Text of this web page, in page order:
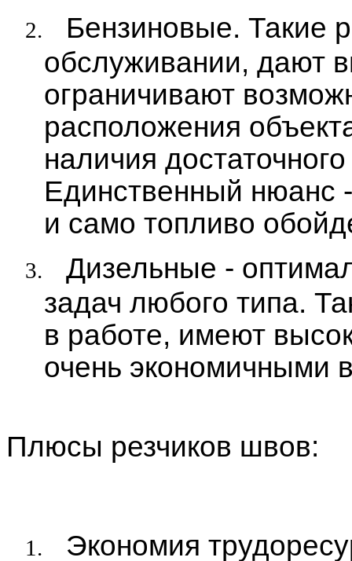
2.
Бензиновые. Такие
обслуживании, дают
ограничивают
расположения
наличия
Единственный нюанс
и само топливо
3.
Дизельные -
задач любого типа.
в работе, имеют
очень экономичными
Плюсы резчиков швов:
1. Экономия